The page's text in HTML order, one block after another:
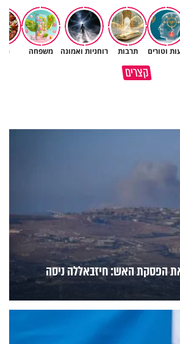
וטורים תרבות רוחניות ואמונה משפחה
קצרים
דיבה
הפסקת האש: חיזבאללה ניסה